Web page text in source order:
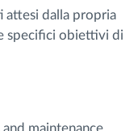
attesi dalla propria
specifici obiettivi di